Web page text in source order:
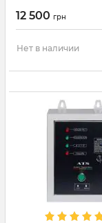
12 500 грн
Нет в наличии